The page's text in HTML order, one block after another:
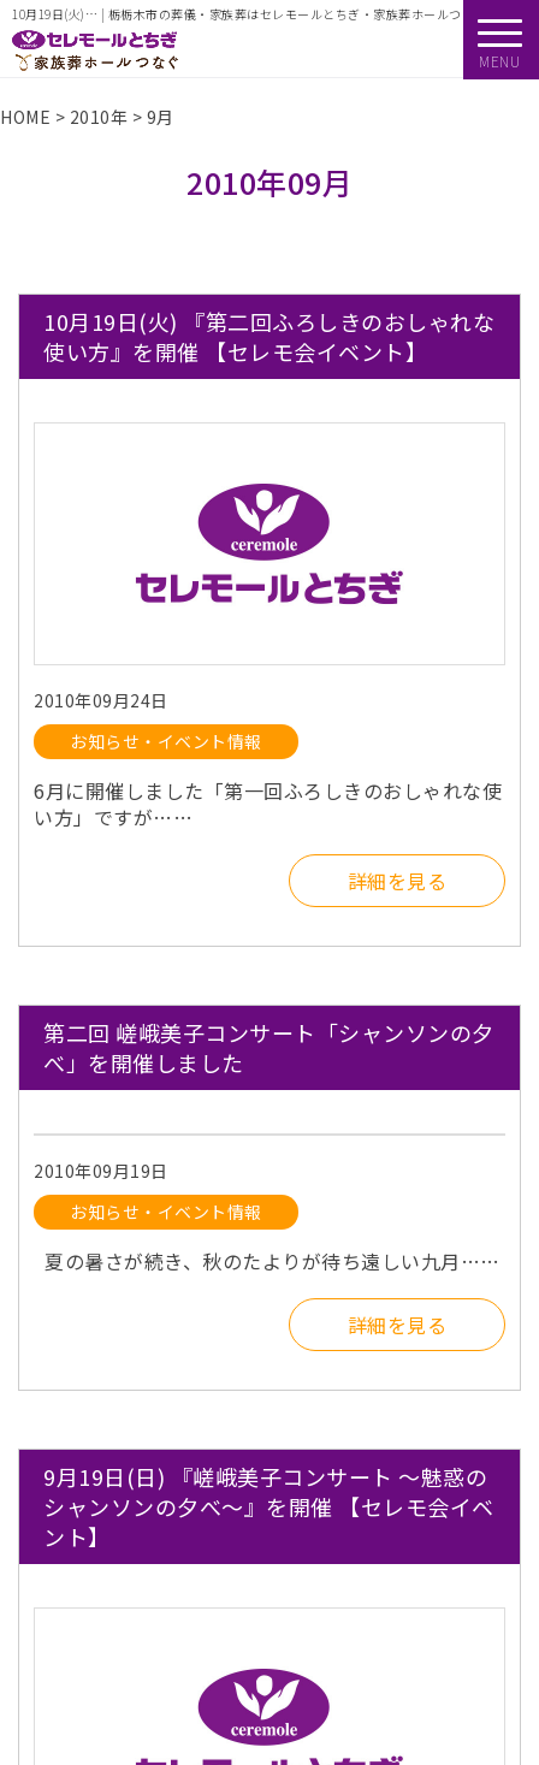
10月19日(火)… | 栃栃木市の葬儀・家族葬はセレモールとちぎ・家族葬ホールつなぐ
MENU
HOME > 2010年 > 9月
2010年09月
10月19日(火) 『第二回ふろしきのおしゃれな
使い方』を開催 【セレモ会イベント】
2010年09月24日
お知らせ・イベント情報
6月に開催しました「第一回ふろしきのおしゃれな使
い方」ですが……
詳細を見る
第二回 嵯峨美子コンサート「シャンソンの夕
べ」を開催しました
2010年09月19日
お知らせ・イベント情報
夏の暑さが続き、秋のたよりが待ち遠しい九月……
詳細を見る
9月19日(日) 『嵯峨美子コンサート ～魅惑の
シャンソンの夕べ～』を開催 【セレモ会イベ
ント】